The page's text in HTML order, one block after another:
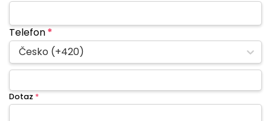
Telefon*
Česko (+420)
Dotaz *